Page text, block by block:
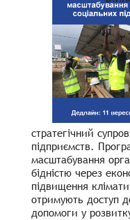
стратегічний
підприємств.
масштабування
бідністю через
підвищення
отримують доступ
допомоги у